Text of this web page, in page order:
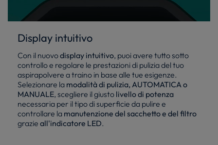
Display intuitivo
Con il nuovodisplay intuitivo, puoi avere tutto sotto
controllo e regolare le prestazioni di pulizia del tuo
aspirapolvere a traino in base alle tue esigenze.
Selezionare la modalità di pulizia, AUTOMATICA o
MANUALE, scegliere il giusto livello di potenza
necessaria per il tipo di superficie da pulire e
controllare la manutenzione del sacchetto e del filtro
grazie all'indicatore LED.